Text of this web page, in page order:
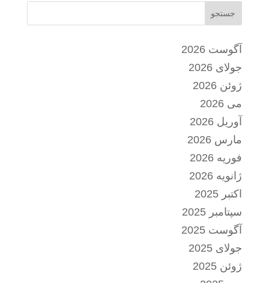
جستجو
آگوست 2026
جولای 2026
ژوئن 2026
می 2026
آوریل 2026
مارس 2026
فوریه 2026
ژانویه 2026
اکتبر 2025
سپتامبر 2025
آگوست 2025
جولای 2025
ژوئن 2025